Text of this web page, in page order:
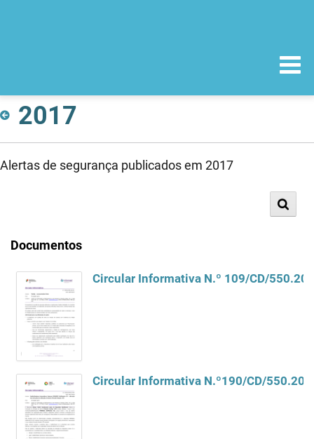
2017
Alertas de segurança publicados em 2017
Documentos